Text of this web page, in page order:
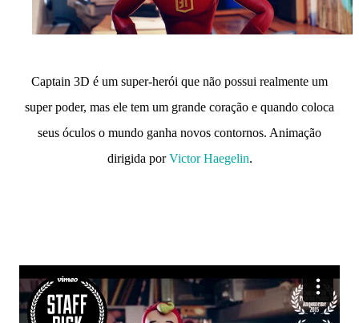
Captain 3D é um super-herói que não possui realmente um
super poder, mas ele tem um grande coração e quando coloca
seus óculos o mundo ganha novos contornos. Animação
dirigida porVictor Haegelin.